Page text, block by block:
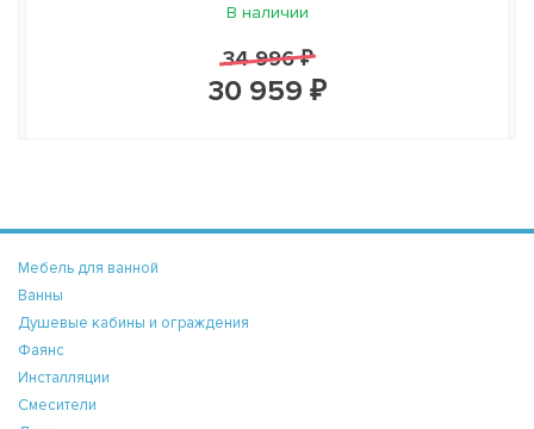
В наличии
34 996 ₽
30 959 ₽
Мебель для ванной
Ванны
Душевые кабины и ограждения
Фаянс
Инсталляции
Смесители